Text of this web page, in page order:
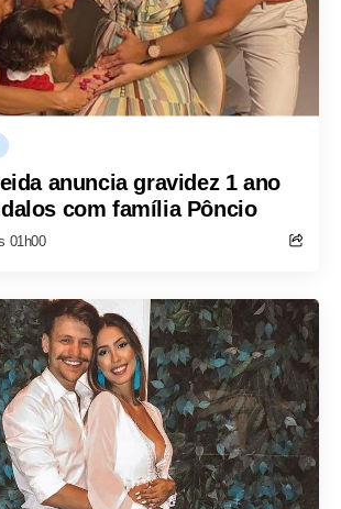
anuncia gravidez 1 ano
com família Pôncio
01h00